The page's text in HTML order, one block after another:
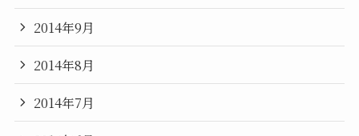
2014年9月
2014年8月
2014年7月